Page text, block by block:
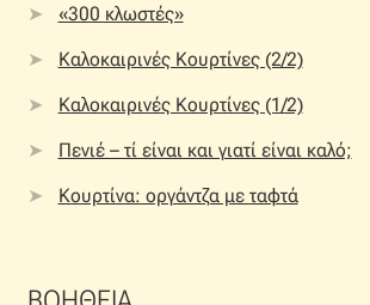
«300 κλωστές»
Καλοκαιρινές Κουρτίνες (2/2)
Καλοκαιρινές Κουρτίνες (1/2)
Πενιέ – τί είναι και γιατί είναι καλό;
Κουρτίνα: οργάντζα με ταφτά